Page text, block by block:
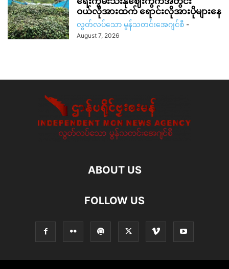
ဝယ်လိုအားထက် ရောင်းလိုအားပိုများနေ
လွတ်လပ်သော မွန်သတင်းအေဂျင်စီ -
August 7, 2026
ABOUT US
FOLLOW US